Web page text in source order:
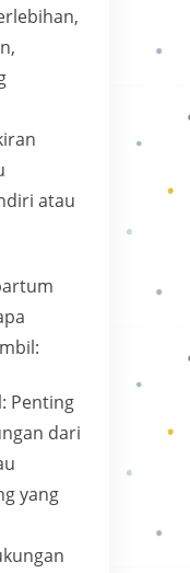
atau
: Penting
dari
yang